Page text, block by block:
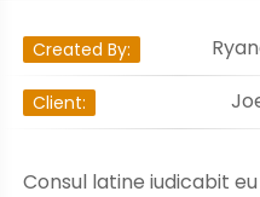
Created By:
Client:
Consul latine iudicabit